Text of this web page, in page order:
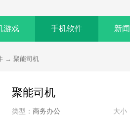
游戏 手机软件 新闻
→ 聚能司机
聚能司机
类型： 商务办公 大小